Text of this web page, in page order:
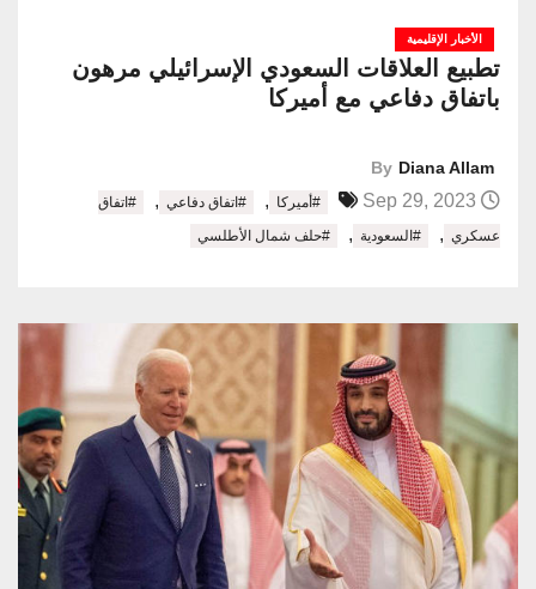
الأخبار الإقليمية
تطبيع العلاقات السعودي الإسرائيلي مرهون
باتفاق دفاعي مع أميركا
By Diana Allam
#أميركا , #اتفاق دفاعي ,
#اتفاق
عسكري , #السعودية , #حلف شمال الأطلسي